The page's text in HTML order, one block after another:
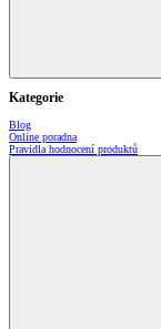
Kategorie
Blog
Online poradna
Pravidla hodnocení produktů